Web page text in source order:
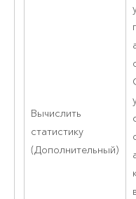
Вычислить
статистику
(Дополнительный)